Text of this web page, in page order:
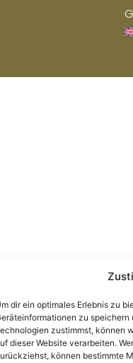
dir ein optimales Erlebnis zu
zu speichern
zustimmst, können
dieser Website verarbeiten.
können bestimmte